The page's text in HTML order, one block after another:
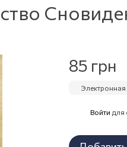
85 грн
Электронная
Войти для